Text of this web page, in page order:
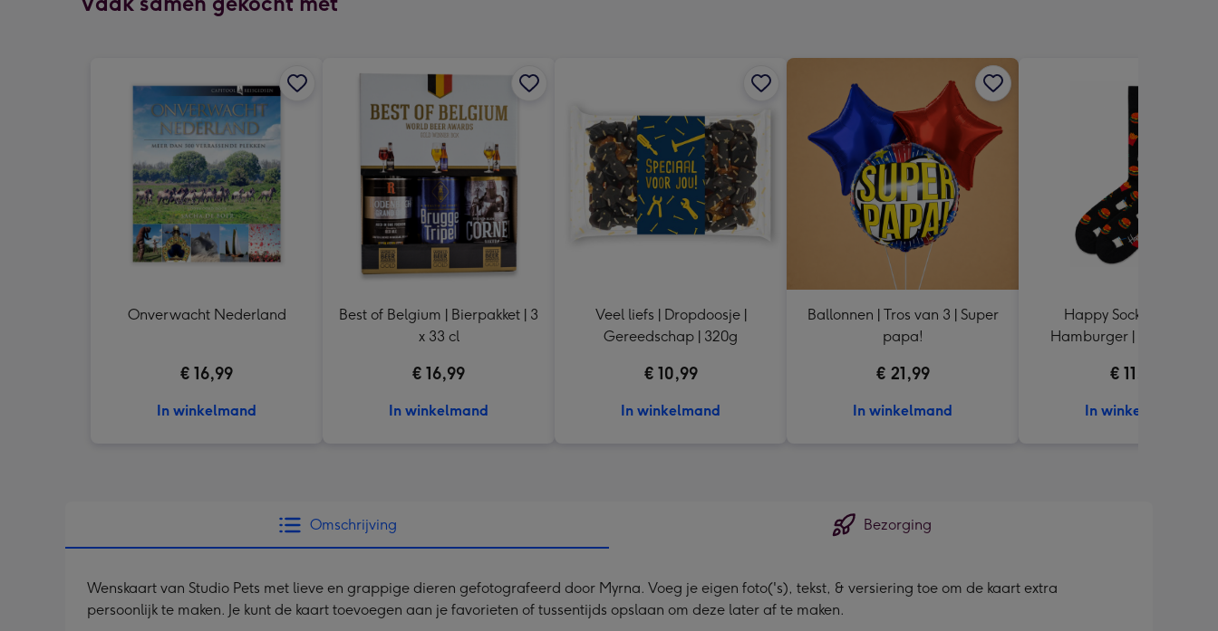
mm
Onverwacht Nederland
€ 16,99
In winkelmand
Best of Belgium | Bierpakket | 3
x 33 cl
€ 16,99
In winkelmand
Veel liefs | Dropdoosje |
Gereedschap | 320g
€ 10,99
In winkelmand
Ballonnen | Tros van 3 | Super
papa!
€ 21,99
In winkelmand
Happy Socks | 1 paar |
Hamburger | maat 41 -
€ 11,99
In winkelmand
Omschrijving Bezorging
Wenskaart van Studio Pets met lieve en grappige dieren gefotografeerd door Myrna. Voeg je eigen foto('s), tekst, & versiering toe om de kaart extra
persoonlijk te maken. Je kunt de kaart toevoegen aan je favorieten of tussentijds opslaan om deze later af te maken.